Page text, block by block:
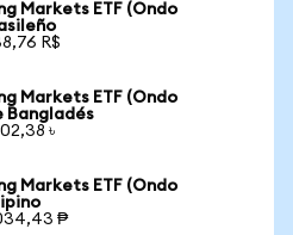
Markets ETF (Ondo
R$
Markets ETF (Ondo
Bangladés
৳
Markets ETF (Ondo
₱